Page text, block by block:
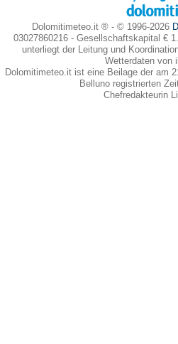
Dolomitimeteo.it ® - © 1996-2026
03027860216 - Gesellschaftskapital €
unterliegt der Leitung und
Wetterdaten von
Dolomitimeteo.it ist eine Beilage der am
Belluno registrierten
Chefredakteurin